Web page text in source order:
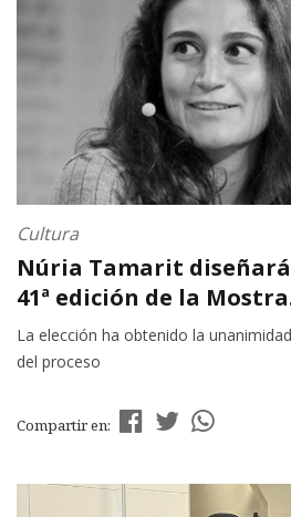
Cultura
Núria Tamarit
41ª edición de la
La elección ha obtenido la
del proceso
Compartir en: